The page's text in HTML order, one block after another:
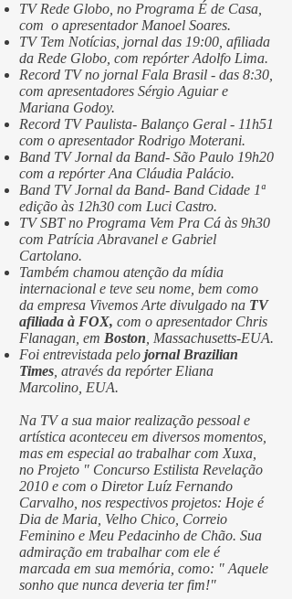
TV Rede Globo, no Programa É de Casa,
com o apresentador Manoel Soares.
TV Tem Notícias, jornal das 19:00, afiliada
da Rede Globo, com repórter Adolfo Lima.
Record TV no jornal Fala Brasil - das 8:30,
com apresentadores Sérgio Aguiar e
Mariana Godoy.
Record TV Paulista- Balanço Geral - 11h51
com o apresentador Rodrigo Moterani.
Band TV Jornal da Band- São Paulo 19h20
com a repórter Ana Cláudia Palácio.
Band TV Jornal da Band- Band Cidade 1ª
edição às 12h30 com Luci Castro.
TV SBT no Programa Vem Pra Cá às 9h30
com Patrícia Abravanel e Gabriel
Cartolano.
Também chamou atenção da mídia
internacional e teve seu nome, bem como
da empresa Vivemos Arte divulgado na TV
afiliada à FOX, com o apresentador Chris
Flanagan, em Boston, Massachusetts-EUA.
Foi entrevistada pelo jornal Brazilian
Times, através da repórter Eliana
Marcolino, EUA.
Na TV a sua maior realização pessoal e
artística aconteceu em diversos momentos,
mas em especial ao trabalhar com Xuxa,
no Projeto " Concurso Estilista Revelação
2010 e com o Diretor Luíz Fernando
Carvalho, nos respectivos projetos: Hoje é
Dia de Maria, Velho Chico, Correio
Feminino e Meu Pedacinho de Chão. Sua
admiração em trabalhar com ele é
marcada em sua memória, como: " Aquele
sonho que nunca deveria ter fim!"